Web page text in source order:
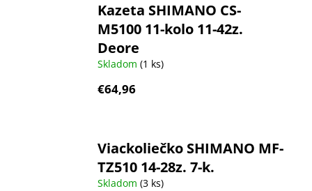
Kazeta SHIMANO CS-
M5100 11-kolo 11-42z.
Deore
Skladom (1 ks)
€64,96
Viackoliečko SHIMANO MF-
TZ510 14-28z. 7-k.
Skladom (3 ks)